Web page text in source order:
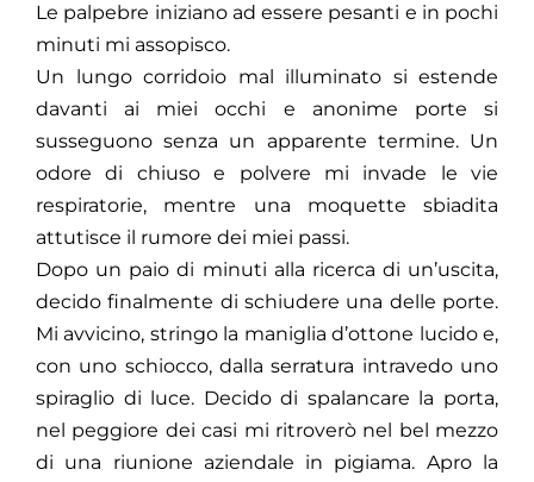
Le palpebre iniziano ad essere pesanti e in pochi
minuti mi assopisco.
Un lungo corridoio mal illuminato si estende
davanti ai miei occhi e anonime porte si
susseguono senza un apparente termine. Un
odore di chiuso e polvere mi invade le vie
respiratorie, mentre una moquette sbiadita
attutisce il rumore dei miei passi.
Dopo un paio di minuti alla ricerca di un’uscita,
decido finalmente di schiudere una delle porte.
Mi avvicino, stringo la maniglia d’ottone lucido e,
con uno schiocco, dalla serratura intravedo uno
spiraglio di luce. Decido di spalancare la porta,
nel peggiore dei casi mi ritroverò nel bel mezzo
di una riunione aziendale in pigiama. Apro la